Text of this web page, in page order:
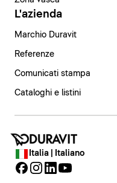
L'azienda
Marchio Duravit
Referenze
Comunicati stampa
Cataloghi e listini
Italia | Italiano